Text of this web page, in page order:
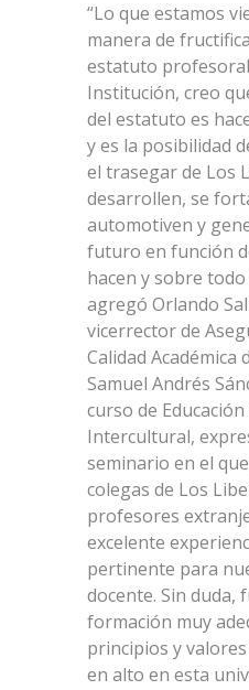
“Lo que estamos
manera de
estatuto
Institución, creo
del estatuto es
y es la posibilidad
el trasegar de Los
desarrollen, se
automotiven y
futuro en función
hacen y sobre
agregó Orlando
vicerrector de
Calidad Académica
Samuel Andrés
curso de
Intercultural,
seminario en el
colegas de Los
profesores
excelente
pertinente para
docente. Sin duda,
formación muy
principios y
en alto en esta